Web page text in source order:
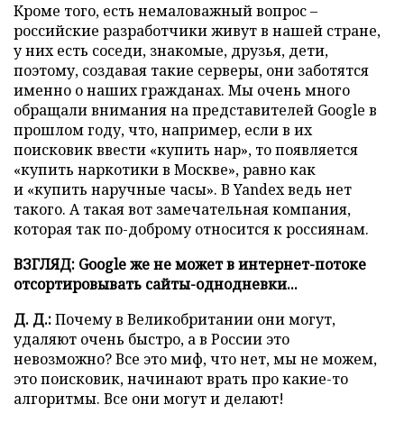
Кроме того, есть немаловажный вопрос –
российские разработчики живут в нашей стране,
у них есть соседи, знакомые, друзья, дети,
поэтому, создавая такие серверы, они заботятся
именно о наших гражданах. Мы очень много
обращали внимания на представителей Google в
прошлом году, что, например, если в их
поисковик ввести «купить нар», то появляется
«купить наркотики в Москве», равно как
и «купить наручные часы». В Yandex ведь нет
такого. А такая вот замечательная компания,
которая так по-доброму относится к россиянам.
ВЗГЛЯД: Google же не может в интернет-потоке
отсортировывать сайты-однодневки...
Д. Д.:Почему в Великобритании они могут,
удаляют очень быстро, а в России это
невозможно? Все это миф, что нет, мы не можем,
это поисковик, начинают врать про какие-то
алгоритмы. Все они могут и делают!